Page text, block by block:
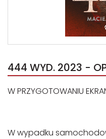
444 WYD. 2023 -
W PRZYGOTOWANIU
W wypadku